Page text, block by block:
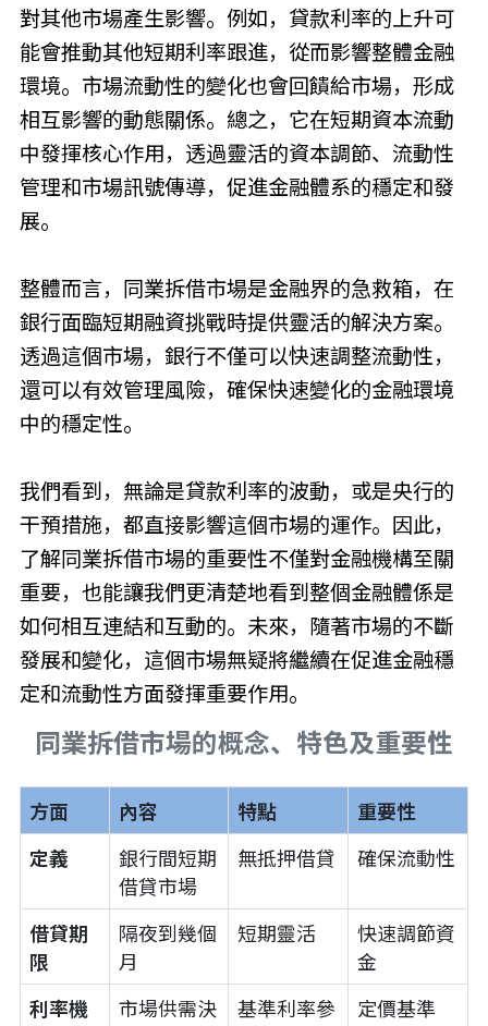
對其他市場產生影響。例如，貸款利率的上升可
能會推動其他短期利率跟進，從而影響整體金融
環境。市場流動性的變化也會回饋給市場，形成
相互影響的動態關係。總之，它在短期資本流動
中發揮核心作用，透過靈活的資本調節、流動性
管理和市場訊號傳導，促進金融體系的穩定和發
展。
整體而言，同業拆借市場是金融界的急救箱，在
銀行面臨短期融資挑戰時提供靈活的解決方案。
透過這個市場，銀行不僅可以快速調整流動性，
還可以有效管理風險，確保快速變化的金融環境
中的穩定性。
我們看到，無論是貸款利率的波動，或是央行的
干預措施，都直接影響這個市場的運作。因此，
了解同業拆借市場的重要性不僅對金融機構至關
重要，也能讓我們更清楚地看到整個金融體係是
如何相互連結和互動的。未來，隨著市場的不斷
發展和變化，這個市場無疑將繼續在促進金融穩
定和流動性方面發揮重要作用。
同業拆借市場的概念、特色及重要性
方面 內容 特點 重要性
定義
銀行間短期
借貸市場
無抵押借貸 確保流動性
借貸期
限
隔夜到幾個
月
短期靈活
快速調節資
金
利率機 市場供需決 基準利率參 定價基準